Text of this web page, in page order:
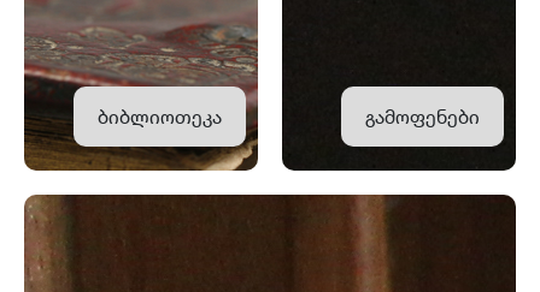
ბიბლიოთეკა გამოფენები